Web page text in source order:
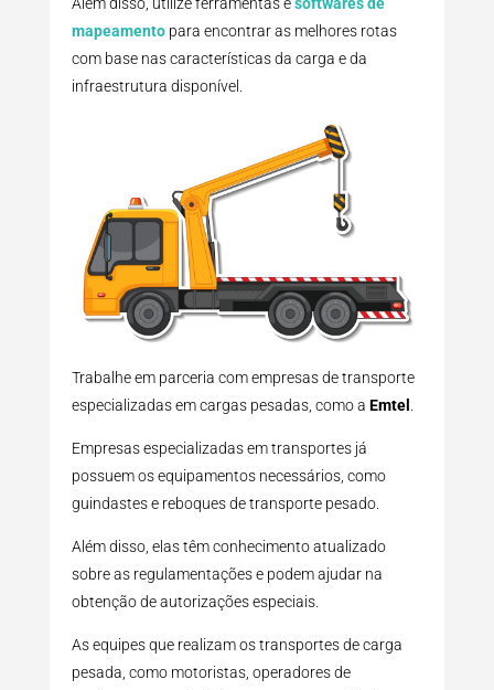
Além disso, utilize ferramentas esoftwares de
mapeamentopara encontrar as melhores rotas
com base nas características da carga e da
infraestrutura disponível.
Trabalhe em parceria com empresas de transporte
especializadas em cargas pesadas, como a Emtel .
Empresas especializadas em transportes já
possuem os equipamentos necessários, como
guindastes e reboques de transporte pesado.
Além disso, elas têm conhecimento atualizado
sobre as regulamentações e podem ajudar na
obtenção de autorizações especiais.
As equipes que realizam os transportes de carga
pesada, como motoristas, operadores de